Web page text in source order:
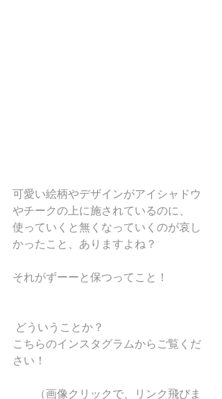
可愛い絵柄やデザインがアイシャドウ
やチークの上に施されているのに、
使っていくと無くなっていくのが哀し
かったこと、ありますよね？
それがずーーと保つってこと！
どういうことか？
こちらのインスタグラムからご覧くだ
さい！
（画像クリックで、リンク飛びま